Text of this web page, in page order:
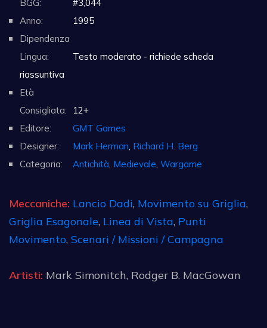
BGG:
#3,044
Anno:
1995
Dipendenza
Lingua:
Testo moderato - richiede scheda
riassuntiva
Età
Consigliata:
12+
Editore:
GMT Games
Designer:
Mark Herman Richard H. Berg
Categoria:
Antichità Medievale Wargame
Meccaniche: Lancio Dadi, Movimento su Griglia,
Griglia Esagonale, Linea di Vista, Punti
Movimento, Scenari / Missioni / Campagna
Artisti: Mark Simonitch, Rodger B. MacGowan